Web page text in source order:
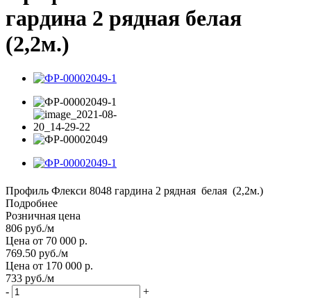
гардина 2 рядная белая
(2,2м.)
Профиль Флекси 8048 гардина 2 рядная белая (2,2м.)
Подробнее
Розничная цена
806 руб./м
Цена от 70 000 р.
769.50 руб./м
Цена от 170 000 р.
733 руб./м
-
+